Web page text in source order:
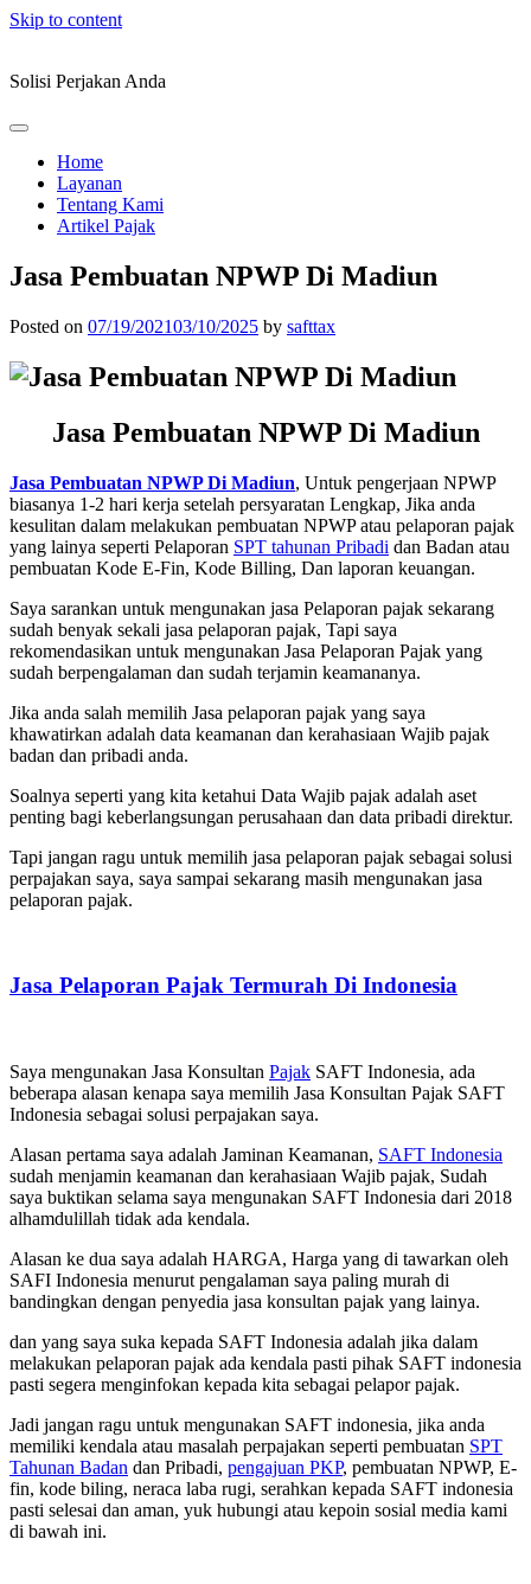
Skip to content
Solisi Perjakan Anda
Home
Layanan
Tentang Kami
Artikel Pajak
Jasa Pembuatan NPWP Di Madiun
Posted on 07/19/202103/10/2025 by safttax
Jasa Pembuatan NPWP Di Madiun
Jasa Pembuatan NPWP Di Madiun, Untuk pengerjaan NPWP
biasanya 1-2 hari kerja setelah persyaratan Lengkap, Jika anda
kesulitan dalam melakukan pembuatan NPWP atau pelaporan pajak
yang lainya seperti Pelaporan SPT tahunan Pribadi dan Badan atau
pembuatan Kode E-Fin, Kode Billing, Dan laporan keuangan.
Saya sarankan untuk mengunakan jasa Pelaporan pajak sekarang
sudah benyak sekali jasa pelaporan pajak, Tapi saya
rekomendasikan untuk mengunakan Jasa Pelaporan Pajak yang
sudah berpengalaman dan sudah terjamin keamananya.
Jika anda salah memilih Jasa pelaporan pajak yang saya
khawatirkan adalah data keamanan dan kerahasiaan Wajib pajak
badan dan pribadi anda.
Soalnya seperti yang kita ketahui Data Wajib pajak adalah aset
penting bagi keberlangsungan perusahaan dan data pribadi direktur.
Tapi jangan ragu untuk memilih jasa pelaporan pajak sebagai solusi
perpajakan saya, saya sampai sekarang masih mengunakan jasa
pelaporan pajak.
Jasa Pelaporan Pajak Termurah Di Indonesia
Saya mengunakan Jasa Konsultan Pajak SAFT Indonesia, ada
beberapa alasan kenapa saya memilih Jasa Konsultan Pajak SAFT
Indonesia sebagai solusi perpajakan saya.
Alasan pertama saya adalah Jaminan Keamanan, SAFT Indonesia
sudah menjamin keamanan dan kerahasiaan Wajib pajak, Sudah
saya buktikan selama saya mengunakan SAFT Indonesia dari 2018
alhamdulillah tidak ada kendala.
Alasan ke dua saya adalah HARGA, Harga yang di tawarkan oleh
SAFI Indonesia menurut pengalaman saya paling murah di
bandingkan dengan penyedia jasa konsultan pajak yang lainya.
dan yang saya suka kepada SAFT Indonesia adalah jika dalam
melakukan pelaporan pajak ada kendala pasti pihak SAFT indonesia
pasti segera menginfokan kepada kita sebagai pelapor pajak.
Jadi jangan ragu untuk mengunakan SAFT indonesia, jika anda
memiliki kendala atau masalah perpajakan seperti pembuatan SPT
Tahunan Badan dan Pribadi, pengajuan PKP, pembuatan NPWP, E-
fin, kode biling, neraca laba rugi, serahkan kepada SAFT indonesia
pasti selesai dan aman, yuk hubungi atau kepoin sosial media kami
di bawah ini.